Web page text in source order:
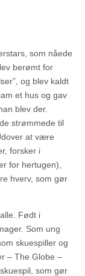
som nåede
berømt for
og blev kaldt
et hus og gav
blev der.
strømmede til
at være
forsker i
for hertugen),
hverv, som gør
Født i
Som ung
skuespiller og
– The Globe –
som gør